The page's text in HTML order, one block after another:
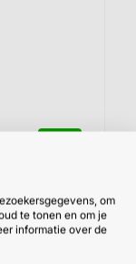
om
te tonen en om je
informatie over de